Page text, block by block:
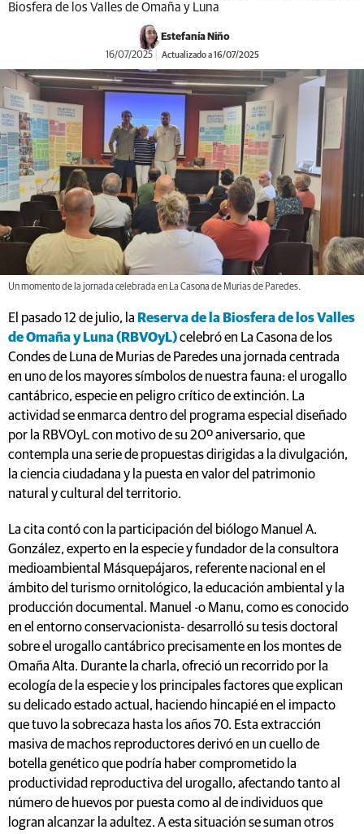
Biosfera de los Valles de Omaña y Luna
Estefanía Niño
16/07/2025 Actualizado a 16/07/2025
Un momento de la jornada celebrada en La Casona de Murias de Paredes.
El pasado 12 de julio, la Reserva de la Biosfera de los Valles
de Omaña y Luna (RBVOyL)celebró en La Casona de los
Condes de Luna de Murias de Paredes una jornada centrada
en uno de los mayores símbolos de nuestra fauna: el urogallo
cantábrico, especie en peligro crítico de extinción. La
actividad se enmarca dentro del programa especial diseñado
por la RBVOyL con motivo de su 20º aniversario, que
contempla una serie de propuestas dirigidas a la divulgación,
la ciencia ciudadana y la puesta en valor del patrimonio
natural y cultural del territorio.
La cita contó con la participación del biólogo Manuel A.
González, experto en la especie y fundador de la consultora
medioambiental Másquepájaros, referente nacional en el
ámbito del turismo ornitológico, la educación ambiental y la
producción documental. Manuel -o Manu, como es conocido
en el entorno conservacionista- desarrolló su tesis doctoral
sobre el urogallo cantábrico precisamente en los montes de
Omaña Alta. Durante la charla, ofreció un recorrido por la
ecología de la especie y los principales factores que explican
su delicado estado actual, haciendo hincapié en el impacto
que tuvo la sobrecaza hasta los años 70. Esta extracción
masiva de machos reproductores derivó en un cuello de
botella genético que podría haber comprometido la
productividad reproductiva del urogallo, afectando tanto al
número de huevos por puesta como al de individuos que
logran alcanzar la adultez. A esta situación se suman otros